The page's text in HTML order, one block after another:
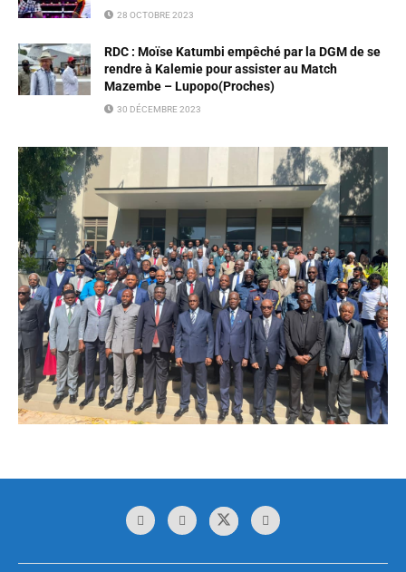
28 OCTOBRE 2023
RDC : Moïse Katumbi empêché par la DGM de se
rendre à Kalemie pour assister au Match
Mazembe – Lupopo(Proches)
30 DÉCEMBRE 2023